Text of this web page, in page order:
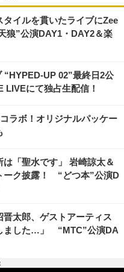
タイルを貫いたライブにZee
狼”公演DAY1・DAY2＆楽
“HYPED-UP 02”最終日2公
にて独占生配信！
ラボ！オリジナルパッケー
は「聖水です」 岩崎諒太＆
ーク披露！ “どつ本”公演D
晋太郎、ゲストアーティス
ました…」 “MTC”公演DA